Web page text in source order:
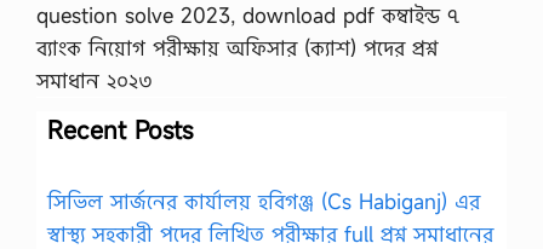
question solve 2023, download pdf কম্বাইন্ড ৭
ব্যাংক নিয়োগ পরীক্ষায় অফিসার (ক্যাশ) পদের প্রশ্ন
সমাধান ২০২৩
Recent Posts
সিভিল সার্জনের কার্যালয় হবিগঞ্জ (Cs Habiganj) এর
স্বাস্থ্য সহকারী পদের লিখিত পরীক্ষার full প্রশ্ন সমাধানের